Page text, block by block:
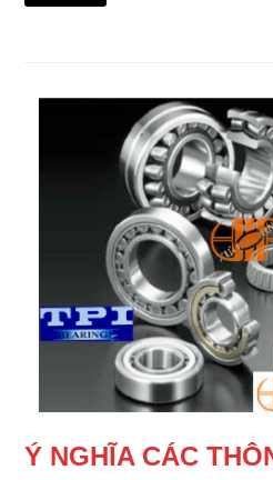
Ý NGHĨA CÁC